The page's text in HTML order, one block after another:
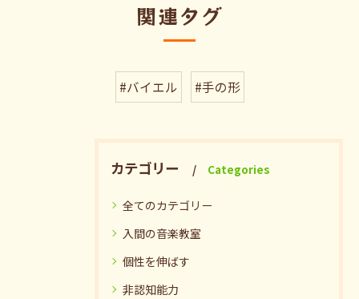
関連タグ
#バイエル #手の形
カテゴリー Categories
全てのカテゴリー
入間の音楽教室
個性を伸ばす
非認知能力